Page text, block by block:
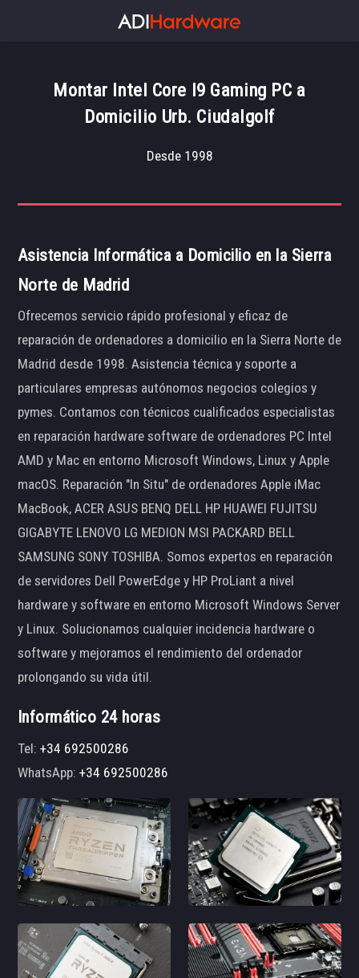
Montar Intel Core I9 Gaming PC a
Domicilio Urb. Ciudalgolf
Desde 1998
Asistencia Informática a Domicilio en la Sierra
Norte de Madrid
Ofrecemos servicio rápido profesional y eficaz de
reparación de ordenadores a domicilio en la Sierra Norte de
Madrid desde 1998. Asistencia técnica y soporte a
particulares empresas autónomos negocios colegios y
pymes. Contamos con técnicos cualificados especialistas
en reparación hardware software de ordenadores PC Intel
AMD y Mac en entorno Microsoft Windows, Linux y Apple
macOS. Reparación "In Situ" de ordenadores Apple iMac
MacBook, ACER ASUS BENQ DELL HP HUAWEI FUJITSU
GIGABYTE LENOVO LG MEDION MSI PACKARD BELL
SAMSUNG SONY TOSHIBA. Somos expertos en reparación
de servidores Dell PowerEdge y HP ProLiant a nivel
hardware y software en entorno Microsoft Windows Server
y Linux. Solucionamos cualquier incidencia hardware o
software y mejoramos el rendimiento del ordenador
prolongando su vida útil.
Informático 24 horas
Tel:+34 692500286
WhatsApp:+34 692500286